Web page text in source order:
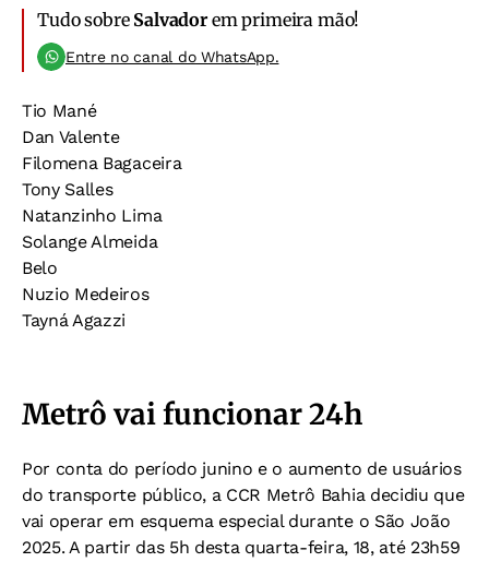
Tudo sobre Salvadorem primeira mão!
Entre no canal do WhatsApp.
Tio Mané
Dan Valente
Filomena Bagaceira
Tony Salles
Natanzinho Lima
Solange Almeida
Belo
Nuzio Medeiros
Tayná Agazzi
Metrô vai funcionar 24h
Por conta do período junino e o aumento de usuários
do transporte público, a CCR Metrô Bahia decidiu que
vai operar em esquema especial durante o São João
2025. A partir das 5h desta quarta-feira, 18, até 23h59